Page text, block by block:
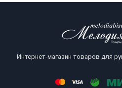
Интернет-магазин товаров для